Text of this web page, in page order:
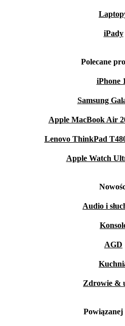
iPady
Polecane
iPhone
Samsung
Apple MacBook Air
Lenovo ThinkPad
Apple Watch
Audio i
AGD
Zdrowie &
Powiązanej